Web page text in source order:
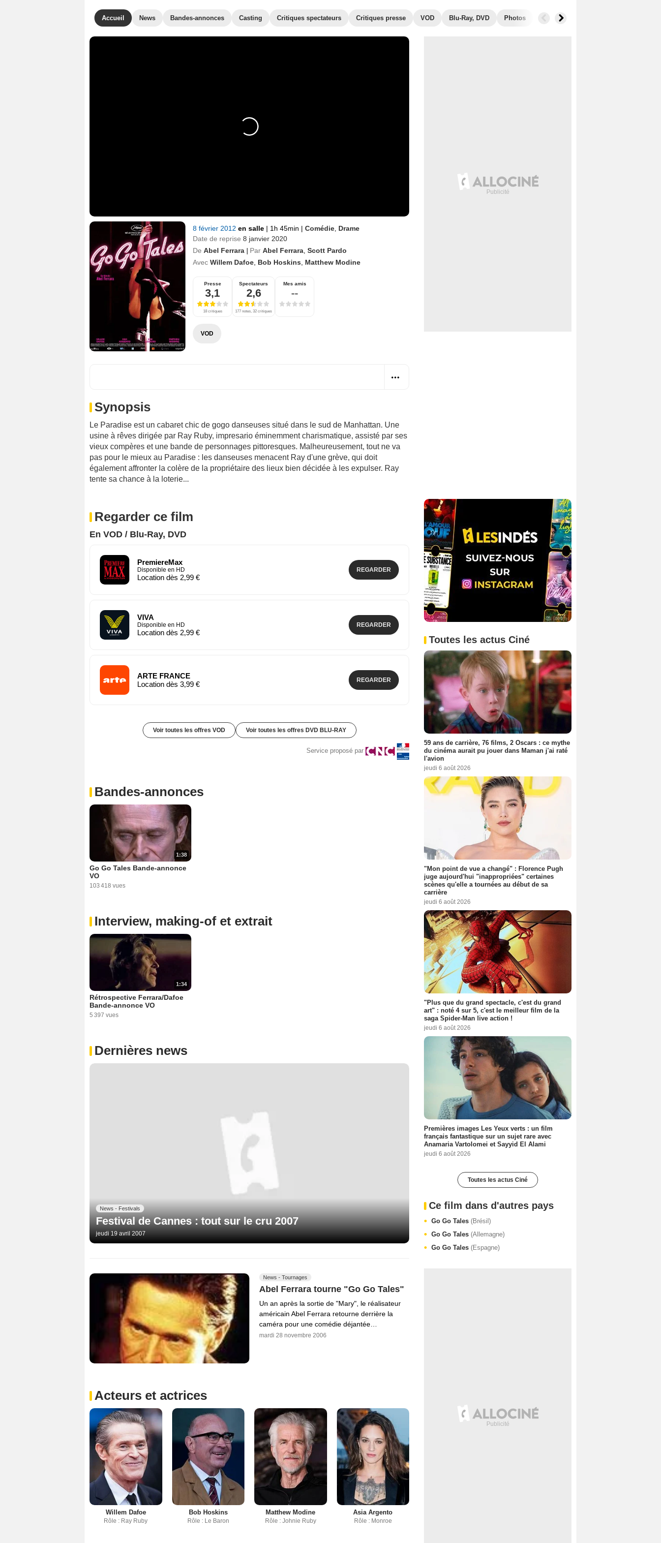
Accueil News Bandes-annonces Casting Critiques spectateurs Critiques presse VOD Blu-Ray, DVD Photos Secrets de tournage
8 février 2012 en salle | 1h 45min | Comédie Drame
Date de reprise 8 janvier 2020
De Abel Ferrara | Par Abel Ferrara Scott Pardo
Avec Willem Dafoe Bob Hoskins Matthew Modine
Presse
3,1
18 critiques
Spectateurs
2,6
177 notes, 32 critiques
Mes amis
--
VOD
Synopsis
Le Paradise est un cabaret chic de gogo danseuses situé dans le sud de Manhattan. Une
usine à rêves dirigée par Ray Ruby, impresario éminemment charismatique, assisté par ses
vieux compères et une bande de personnages pittoresques. Malheureusement, tout ne va
pas pour le mieux au Paradise : les danseuses menacent Ray d'une grève, qui doit
également affronter la colère de la propriétaire des lieux bien décidée à les expulser. Ray
tente sa chance à la loterie...
Regarder ce film
En VOD / Blu-Ray, DVD
PremiereMax
Disponible en HD
Location dès 2,99 €
REGARDER
VIVA
Disponible en HD
Location dès 2,99 €
REGARDER
ARTE FRANCE
Location dès 3,99 €
REGARDER
Voir toutes les offres VOD Voir toutes les offres DVD BLU-RAY
Service proposé par
Bandes-annonces
1:38
Go Go Tales Bande-annonce
VO
103 418 vues
Interview, making-of et extrait
1:34
Rétrospective Ferrara/Dafoe
Bande-annonce VO
5 397 vues
Dernières news
News - Festivals
Festival de Cannes : tout sur le cru 2007
jeudi 19 avril 2007
News - Tournages
Abel Ferrara tourne "Go Go Tales"
Un an après la sortie de "Mary", le réalisateur
américain Abel Ferrara retourne derrière la
caméra pour une comédie déjantée…
mardi 28 novembre 2006
Acteurs et actrices
Willem Dafoe
Rôle : Ray Ruby
Bob Hoskins
Rôle : Le Baron
Matthew Modine
Rôle : Johnie Ruby
Asia Argento
Rôle : Monroe
Toutes les actus Ciné
59 ans de carrière, 76 films, 2 Oscars : ce mythe
du cinéma aurait pu jouer dans Maman j'ai raté
l'avion
jeudi 6 août 2026
"Mon point de vue a changé" : Florence Pugh
juge aujourd'hui "inappropriées" certaines
scènes qu'elle a tournées au début de sa
carrière
jeudi 6 août 2026
"Plus que du grand spectacle, c'est du grand
art" : noté 4 sur 5, c'est le meilleur film de la
saga Spider-Man live action !
jeudi 6 août 2026
Premières images Les Yeux verts : un film
français fantastique sur un sujet rare avec
Anamaria Vartolomei et Sayyid El Alami
jeudi 6 août 2026
Toutes les actus Ciné
Ce film dans d'autres pays
Go Go Tales (Brésil)
Go Go Tales (Allemagne)
Go Go Tales (Espagne)